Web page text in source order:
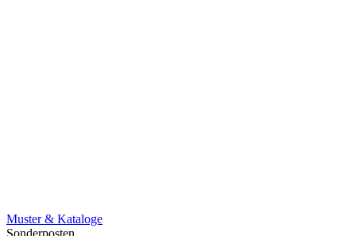
Muster & Kataloge
Sonderposten